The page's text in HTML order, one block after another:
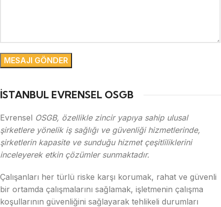
İSTANBUL EVRENSEL OSGB
Evrensel OSGB, özellikle zincir yapıya sahip ulusal
şirketlere yönelik iş sağlığı ve güvenliği hizmetlerinde,
şirketlerin kapasite ve sunduğu hizmet çeşitliliklerini
inceleyerek etkin çözümler sunmaktadır.
Çalışanları her türlü riske karşı korumak, rahat ve güvenli
bir ortamda çalışmalarını sağlamak, işletmenin çalışma
koşullarının güvenliğini sağlayarak tehlikeli durumları